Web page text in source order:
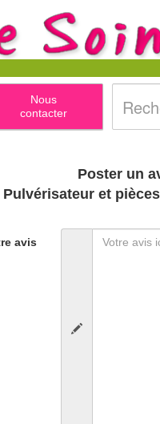
Nous
contacter
Poster un
Pulvérisateur et
avis